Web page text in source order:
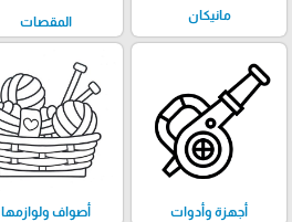
مانيكان المقصات
أجهزة وأدوات أصواف ولوازمها